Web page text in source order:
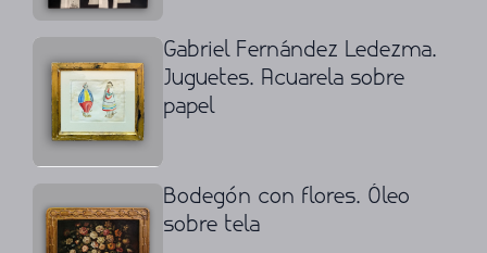
Gabriel Fernández Ledezma.
Juguetes. Acuarela sobre
papel
Bodegón con flores. Óleo
sobre tela